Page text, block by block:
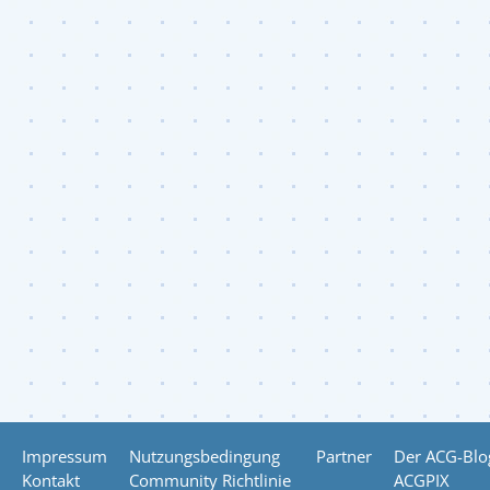
Impressum
Kontakt
Nutzungsbedingung
Community Richtlinie
Partner
Der ACG-
ACGPIX